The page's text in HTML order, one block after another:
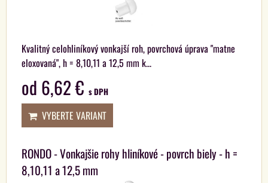
Kvalitný celohliníkový vonkajší roh, povrchová úprava "matne
eloxovaná", h = 8,10,11 a 12,5 mm k...
od 6,62 € s DPH
VYBERTE VARIANT
RONDO - Vonkajšie rohy hliníkové - povrch biely - h =
8,10,11 a 12,5 mm